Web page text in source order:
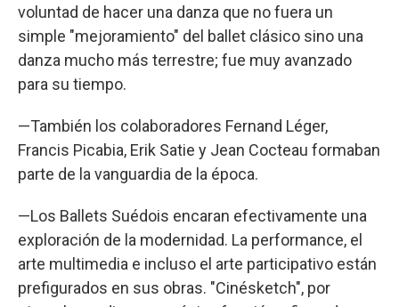
voluntad de hacer una danza que no fuera un
simple "mejoramiento" del ballet clásico sino una
danza mucho más terrestre; fue muy avanzado
para su tiempo.
—También los colaboradores Fernand Léger,
Francis Picabia, Erik Satie y Jean Cocteau formaban
parte de la vanguardia de la época.
—Los Ballets Suédois encaran efectivamente una
exploración de la modernidad. La performance, el
arte multimedia e incluso el arte participativo están
prefigurados en sus obras. "Cinésketch", por